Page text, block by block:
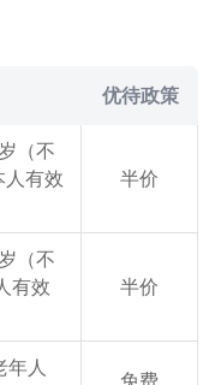
优待政策
（不
人有效
半价
（不
有效
半价
年人